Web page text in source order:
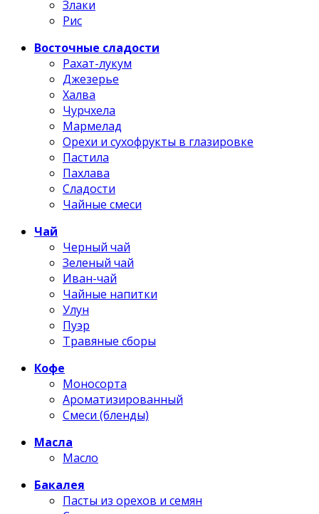
Злаки
Рис
Восточные сладости
Рахат-лукум
Джезерье
Халва
Чурчхела
Мармелад
Орехи и сухофрукты в глазировке
Пастила
Пахлава
Сладости
Чайные смеси
Чай
Черный чай
Зеленый чай
Иван-чай
Чайные напитки
Улун
Пуэр
Травяные сборы
Кофе
Моносорта
Ароматизированный
Смеси (бленды)
Масла
Масло
Бакалея
Пасты из орехов и семян